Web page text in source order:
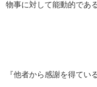
物事に対して能動的であ
『他者から感謝を得てい